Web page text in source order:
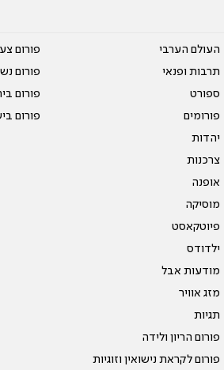
העולם הערבי
תרבות ופנאי
ספורט
פורומים
יהדות
צרכנות
אופנה
מוסיקה
פיוטקאסט
ילדודס
מודעות אבל
מזג אוויר
תגיות
פורום הריון ולידה
פורום לקראת נישואין וזוגיות
פורום
פורום
פורום
פורום